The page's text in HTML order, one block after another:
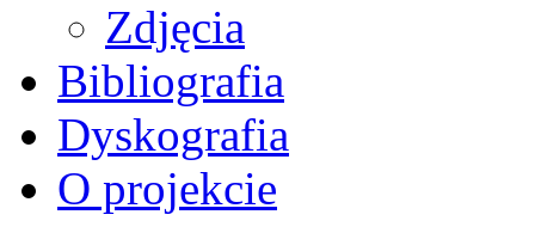
Zdjęcia
Bibliografia
Dyskografia
O projekcie